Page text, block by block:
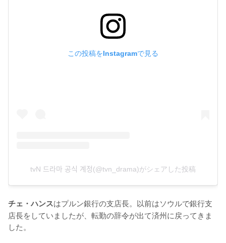
この投稿をInstagramで見る
tvN 드라마 공식 계정(@tvn_drama)がシェアした投稿
チェ・ハンスはプルン銀行の支店長。以前はソウルで銀行支
店長をしていましたが、転勤の辞令が出て済州に戻ってきま
した。